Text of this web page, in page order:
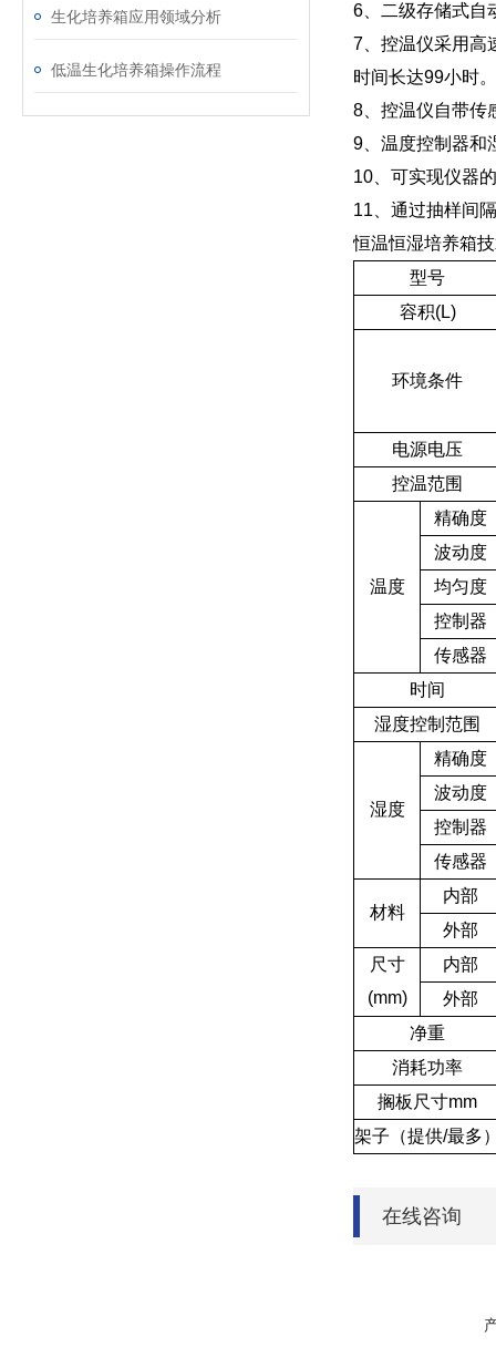
生化培养箱应用领域分析
低温生化培养箱操作流程
6、二级存储式自
7、控温仪采用高
时间长达99小时。
8、控温仪自带传
9、温度控制器和
10、可实现仪器
11、通过抽样间
恒温恒湿培养箱
型号
容积(L)
环境条件
电源电压
控温范围
温度
精确度
波动度
均匀度
控制器
传感器
时间
湿度控制范围
湿度
精确度
波动度
控制器
传感器
材料
内部
外部
尺寸
(mm)
内部
外部
净重
消耗功率
搁板尺寸mm
架子（提供/最多
在线咨询